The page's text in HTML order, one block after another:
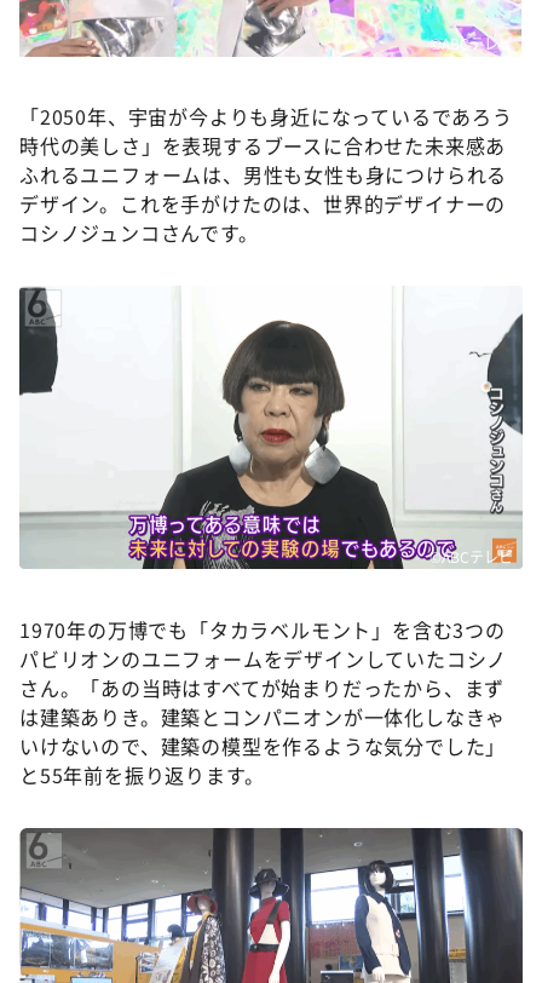
©ABCテレビ
「2050年、宇宙が今よりも身近になっているであろう
時代の美しさ」を表現するブースに合わせた未来感あ
ふれるユニフォームは、男性も女性も身につけられる
デザイン。これを手がけたのは、世界的デザイナーの
コシノジュンコさんです。
©ABCテレビ
1970年の万博でも「タカラベルモント」を含む3つの
パビリオンのユニフォームをデザインしていたコシノ
さん。「あの当時はすべてが始まりだったから、まず
は建築ありき。建築とコンパニオンが一体化しなきゃ
いけないので、建築の模型を作るような気分でした」
と55年前を振り返ります。